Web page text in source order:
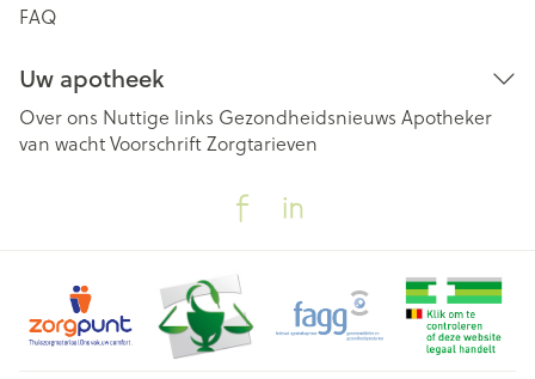
FAQ
Uw apotheek
Over ons Nuttige links Gezondheidsnieuws Apotheker
van wachtVoorschriftZorgtarieven